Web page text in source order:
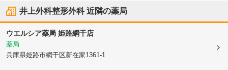
井上外科整形外科近隣の薬局
ウエルシア薬局 姫路網干店
薬局
兵庫県姫路市網干区新在家1361-1